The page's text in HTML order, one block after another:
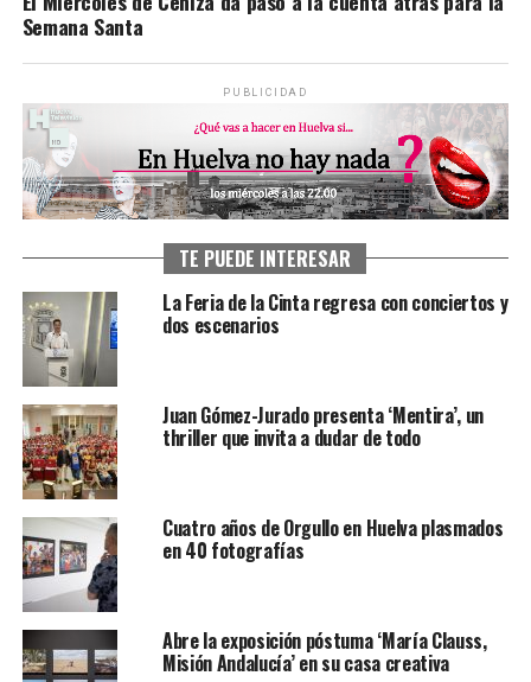
Semana Santa
PUBLICIDAD
TE PUEDE INTERESAR
La Feria de la Cinta regresa con conciertos y
dos escenarios
Juan Gómez-Jurado presenta ‘Mentira’, un
thriller que invita a dudar de todo
Cuatro años de Orgullo en Huelva plasmados
en 40 fotografías
Abre la exposición póstuma ‘María Clauss,
Misión Andalucía’ en su casa creativa